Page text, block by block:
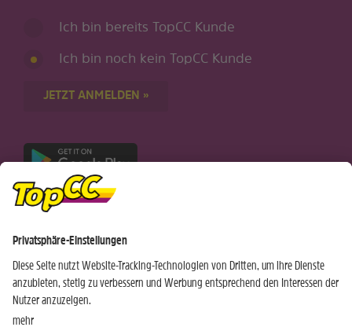
Ich bin bereits TopCC Kunde
Ich bin noch kein TopCC Kunde
JETZT ANMELDEN »
Nur für Android-Geräte
Wochen Hits
Standorte
Kundenbereich
Rezeptwelt
Weinwelt